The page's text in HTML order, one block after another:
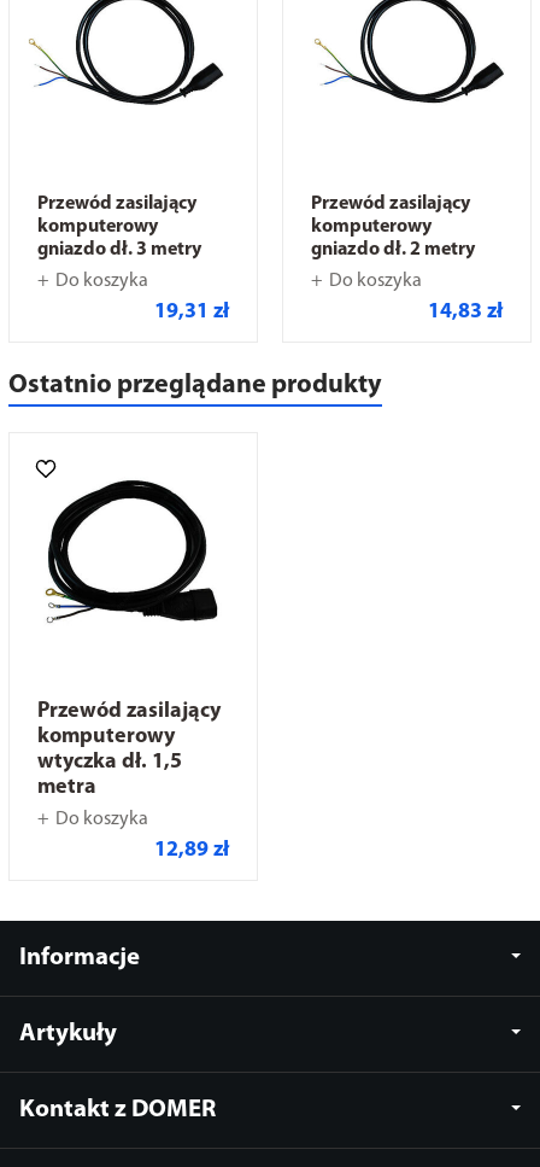
Przewód zasilający
komputerowy
gniazdo dł. 3 metry
Do koszyka
19,31 zł
Przewód zasilający
komputerowy
gniazdo dł. 2 metry
Do koszyka
14,83 zł
Ostatnio przeglądane produkty
Przewód zasilający
komputerowy
wtyczka dł. 1,5
metra
Do koszyka
12,89 zł
Informacje
Artykuły
Kontakt z DOMER